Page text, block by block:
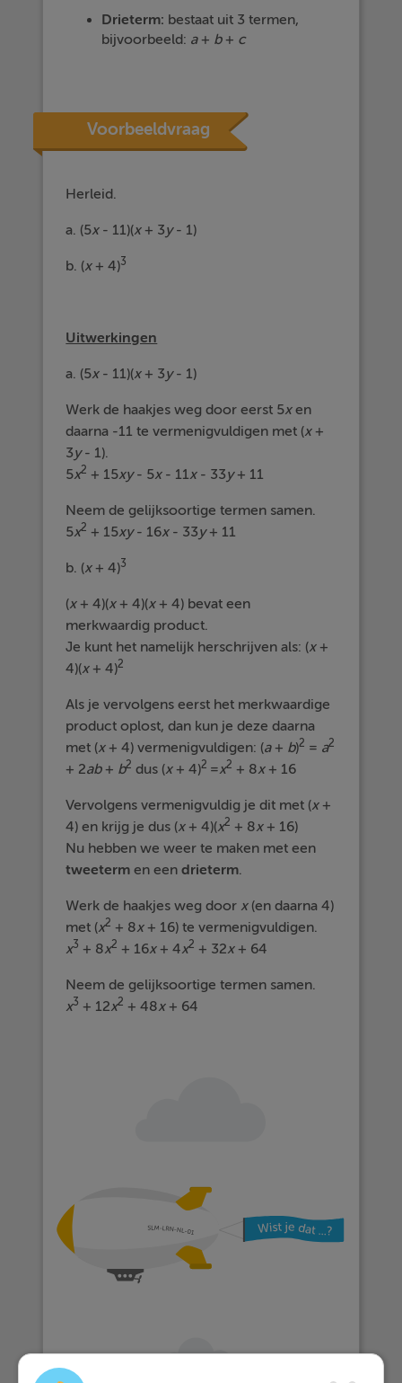
Drieterm: bestaat uit 3 termen,
bijvoorbeeld: a+ b+ c
Voorbeeldvraag
Herleid.
a. (5x - 11)(x+ 3y- 1)
b. (x+ 4)3
Uitwerkingen
a. (5x - 11)(x+ 3y- 1)
Werk de haakjes weg door eerst 5xen
daarna -11 te vermenigvuldigen met (x +
3y- 1).
5x2 + 15xy- 5x - 11x- 33y+ 11
Neem de gelijksoortige termen samen.
5x2 + 15xy- 16x- 33y+ 11
b. (x+ 4)3
(x + 4)(x + 4)(x + 4) bevat een
merkwaardig product.
Je kunt het namelijk herschrijven als: (x +
4)(x + 4)2
Als je vervolgens eerst het merkwaardige
product oplost, dan kun je deze daarna
met (x + 4) vermenigvuldigen: (a+ b)2 = a2
+ 2ab+ b2 dus (x + 4)2 =x2 + 8x + 16
Vervolgens vermenigvuldig je dit met (x +
4) en krijg je dus (x + 4)(x2 + 8x + 16)
Nu hebben we weer te maken met een
tweeterm en eendrieterm.
Werk de haakjes weg door x(en daarna 4)
met (x2 + 8x+ 16) te vermenigvuldigen.
x3 + 8x2 + 16x+ 4x2 + 32x+ 64
Neem de gelijksoortige termen samen.
x3 + 12x2 + 48x+ 64